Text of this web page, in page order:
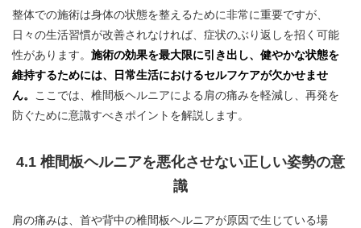
整体での施術は身体の状態を整えるために非常に重要ですが、
日々の生活習慣が改善されなければ、症状のぶり返しを招く可能
性があります。 施術の効果を最大限に引き出し、健やかな状態を
維持するためには、日常生活におけるセルフケアが欠かせませ
ん。 ここでは、椎間板ヘルニアによる肩の痛みを軽減し、再発を
防ぐために意識すべきポイントを解説します。
4.1 椎間板ヘルニアを悪化させない正しい姿勢の意
識
肩の痛みは、首や背中の椎間板ヘルニアが原因で生じている場